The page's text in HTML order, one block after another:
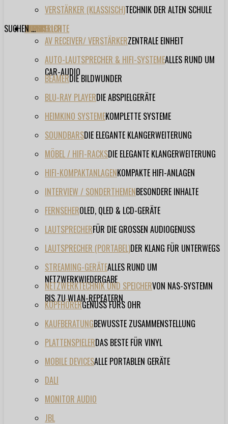
VERSTÄRKER (KLASSISCH)TECHNIK DER ALTEN SCHULE
TESTBERICHTE
AV RECEIVER/ VERSTÄRKERZENTRALE EINHEIT
AUTO-LAUTSPRECHER & HIFI-SYSTEMEALLES RUND UM
CAR-AUDIO
BEAMERDIE BILDWUNDER
BLU-RAY PLAYERDIE ABSPIELGERÄTE
HEIMKINO SYSTEMEKOMPLETTE SYSTEME
SOUNDBARSDIE ELEGANTE KLANGERWEITERUNG
MÖBEL / HIFI-RACKSDIE ELEGANTE KLANGERWEITERUNG
HIFI-KOMPAKTANLAGENKOMPAKTE HIFI-ANLAGEN
INTERVIEW / SONDERTHEMENBESONDERE INHALTE
FERNSEHEROLED, QLED & LCD-GERÄTE
LAUTSPRECHERFÜR DIE GROSSEN AUDIOGENUSS
LAUTSPRECHER (PORTABEL)DER KLANG FÜR UNTERWEGS
STREAMING-GERÄTEALLES RUND UM
NETZWERKWIEDERGABE
NETZWERKTECHNIK UND SPEICHERVON NAS-SYSTEMN
BIS ZU WLAN-REPEATERN
KOPFHÖRERGENUSS FÜRS OHR
KAUFBERATUNGBEWUSSTE ZUSAMMENSTELLUNG
PLATTENSPIELERDAS BESTE FÜR VINYL
MOBILE DEVICESALLE PORTABLEN GERÄTE
FORUM
FILME
VIDEOS
HERSTELLER
DALI
MONITOR AUDIO
JBL
EVENT
SUCHEN ...